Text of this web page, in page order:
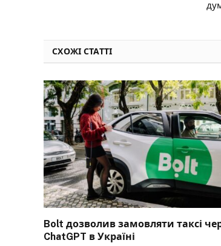
СХОЖІ СТАТТІ
Bolt дозволив замовляти таксі
ChatGPT в Україні